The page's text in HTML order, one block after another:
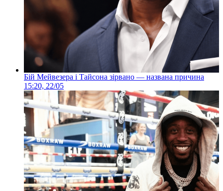
Бій Мейвезера і Тайсона зірвано — названа причина
15:20, 22/05